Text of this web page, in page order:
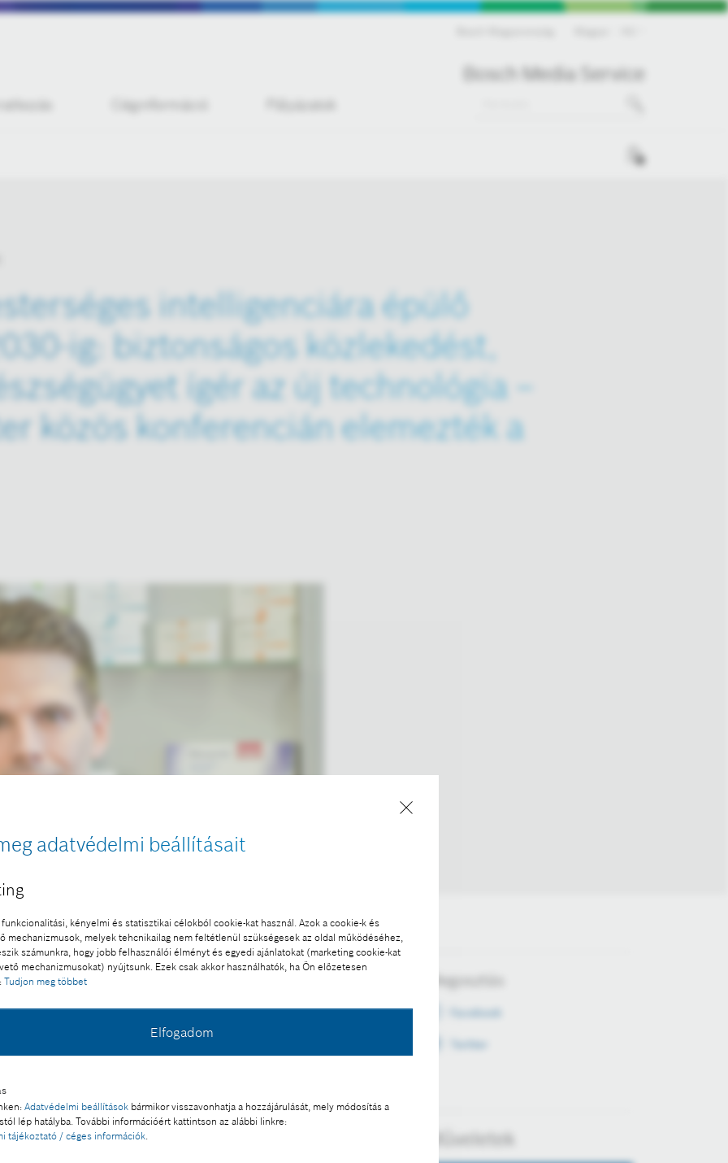
adatvédelmi beállításait
kényelmi és statisztikai célokból cookie-kat használ. Azok a cookie-k és
mechanizmusok, melyek tehcnikailag nem feltétlenül szükségesek az oldal működéséhez,
számunkra, hogy jobb felhasználói élményt és egyedi ajánlatokat (marketing cookie-kat
mechanizmusokat) nyújtsunk. Ezek csak akkor használhatók, ha Ön előzetesen
Tudjon meg többet
Elfogadom
Adatvédelmi beállítások bármikor visszavonhatja a hozzájárulását, mely módosítás a
lép hatályba. További információért kattintson az alábbi linkre:
tájékoztató / céges információk.
Bosch Media Service
Céginformáció
intelligenciára épülő
ig: biztonságos közlekedést,
ígér az új technológia –
közös konferencián elemezték a
kiválasztása, a dózisok beállítása a mainál
Megosztás
Facebook
Twitter
Műveletek